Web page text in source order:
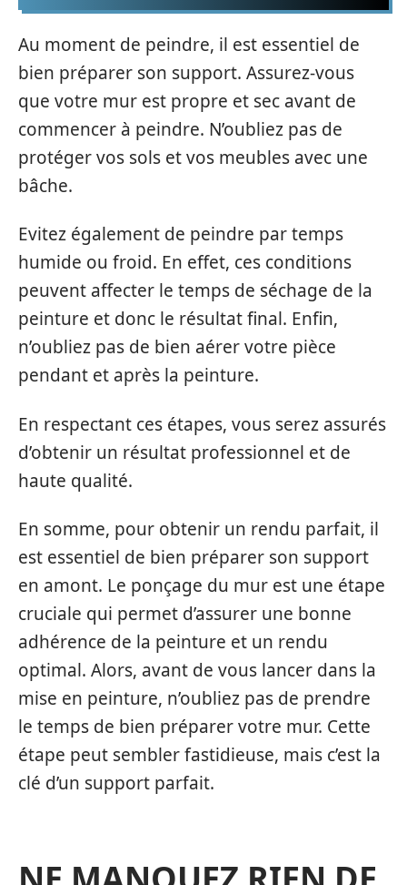
Au moment de peindre, il est essentiel de
bien préparer son support. Assurez-vous
que votre mur est propre et sec avant de
commencer à peindre. N’oubliez pas de
protéger vos sols et vos meubles avec une
bâche.
Evitez également de peindre par temps
humide ou froid. En effet, ces conditions
peuvent affecter le temps de séchage de la
peinture et donc le résultat final. Enfin,
n’oubliez pas de bien aérer votre pièce
pendant et après la peinture.
En respectant ces étapes, vous serez assurés
d’obtenir un résultat professionnel et de
haute qualité.
En somme, pour obtenir un rendu parfait, il
est essentiel de bien préparer son support
en amont. Le ponçage du mur est une étape
cruciale qui permet d’assurer une bonne
adhérence de la peinture et un rendu
optimal. Alors, avant de vous lancer dans la
mise en peinture, n’oubliez pas de prendre
le temps de bien préparer votre mur. Cette
étape peut sembler fastidieuse, mais c’est la
clé d’un support parfait.